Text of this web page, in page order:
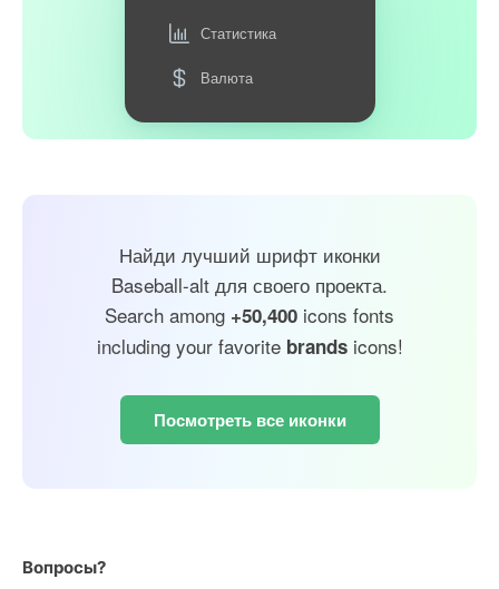
Статистика
Валюта
Найди лучший шрифт иконки
Baseball-alt для своего проекта.
Search among +50,400 icons fonts
including your favorite brandsicons!
Посмотреть все иконки
Вопросы?